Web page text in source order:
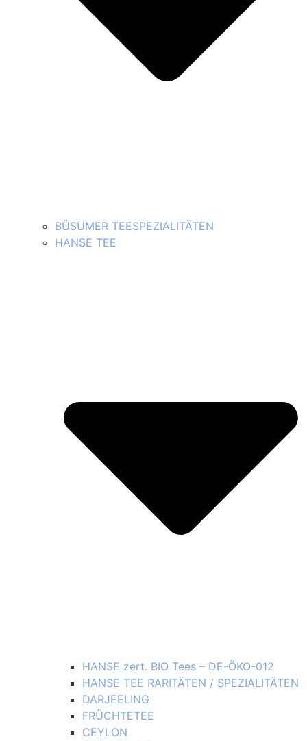
BÜSUMER TEESPEZIALITÄTEN
HANSE TEE
HANSE zert. BIO Tees – DE-ÖKO-012
HANSE TEE RARITÄTEN / SPEZIALITÄTEN
DARJEELING
FRÜCHTETEE
CEYLON